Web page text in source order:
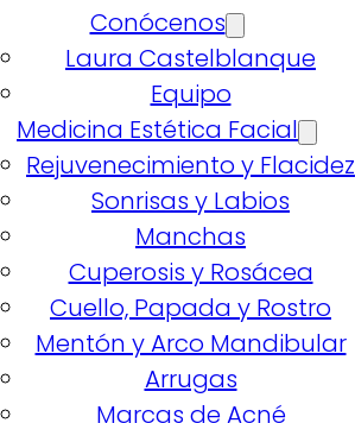
Conócenos
Laura Castelblanque
Equipo
Medicina Estética Facial
Rejuvenecimiento y Flacidez
Sonrisas y Labios
Manchas
Cuperosis y Rosácea
Cuello, Papada y Rostro
Mentón y Arco Mandibular
Arrugas
Marcas de Acné